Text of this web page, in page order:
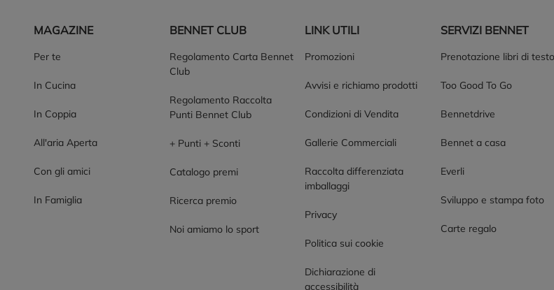
MAGAZINE
Per te
In Cucina
In Coppia
All'aria Aperta
Con gli amici
In Famiglia
BENNET CLUB
Regolamento Carta Bennet
Club
Regolamento Raccolta
Punti Bennet Club
+ Punti + Sconti
Catalogo premi
Ricerca premio
Noi amiamo lo sport
LINK UTILI
Promozioni
Avvisi e richiamo prodotti
Condizioni di Vendita
Gallerie Commerciali
Raccolta differenziata
imballaggi
Privacy
Politica sui cookie
Dichiarazione di
accessibilità
SERVIZI BENNET
Prenotazione libri di testo
Too Good To Go
Bennetdrive
Bennet a casa
Everli
Sviluppo e stampa foto
Carte regalo